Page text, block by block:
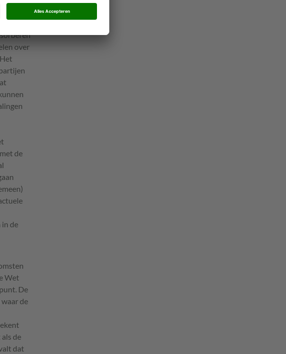
over
de
in de
Wet
De
de
de
dat